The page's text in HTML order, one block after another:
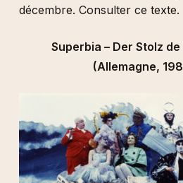
décembre. Consulter ce texte.
Superbia – Der Stolz
(Allemagne,